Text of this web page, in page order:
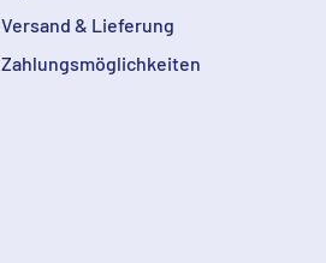
Versand & Lieferung
Zahlungsmöglichkeiten